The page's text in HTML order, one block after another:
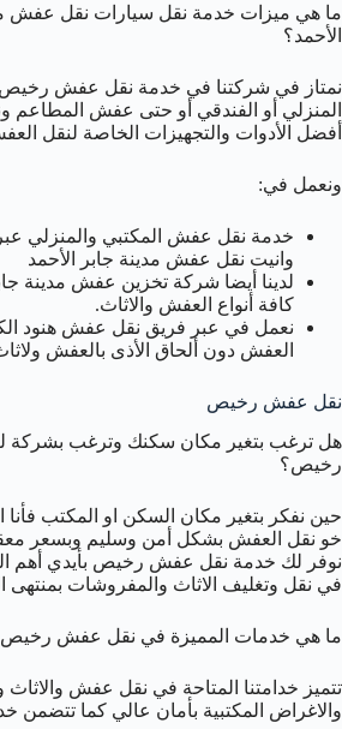
ما هي ميزات خدمة نقل سيارات نقل عفش
الأحمد؟
نمتاز في شركتنا في خدمة نقل عفش رخيص
المنزلي أو الفندقي أو حتى عفش المطاعم
أفضل الأدوات والتجهيزات الخاصة لنقل
ونعمل في:
خدمة نقل عفش المكتبي والمنزلي
وانيت نقل عفش مدينة جابر الأحمد
لدينا أيضا شركة تخزين عفش مدينة
كافة أنواع العفش والاثاث.
نعمل في عبر فريق نقل عفش هنود
العفش دون ألحاق الأذى بالعفش
نقل عفش رخيص
هل ترغب بتغير مكان سكنك وترغب بشركة
رخيص؟
حين نفكر بتغير مكان السكن او المكتب
خو نقل العفش بشكل أمن وسليم وبسعر
نوفر لك خدمة نقل عفش رخيص بأيدي أهم
في نقل وتغليف الاثاث والمفروشات بمنتهى
ما هي خدمات المميزة في نقل عفش
تتميز خدامتنا المتاحة في نقل عفش
والاغراض المكتبية بأمان عالي كما تتضمن